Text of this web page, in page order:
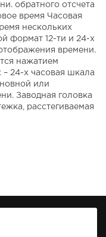
обратного отсчета
время Часовая
нескольких
формат 12-ти и 24-х
времени.
нажатием
24-х часовая шкала
или
Заводная головка
расстегиваемая